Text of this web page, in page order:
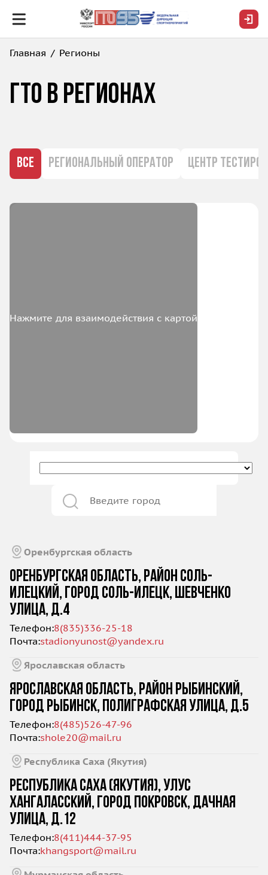
Главная Регионы
ГТО в РЕГИОНАХ
ВСЕ РЕГИОНАЛЬНЫЙ ОПЕРАТОР ЦЕНТР
Нажмите для взаимодействия с картой
Оренбургская область
ОРЕНБУРГСКАЯ ОБЛАСТЬ, РАЙОН СОЛЬ-
ИЛЕЦКИЙ, ГОРОД СОЛЬ-ИЛЕЦК, ШЕВЧЕНКО
УЛИЦА, Д.4
Телефон:8(835)336-25-18
Почта:stadionyunost@yandex.ru
Ярославская область
ЯРОСЛАВСКАЯ ОБЛАСТЬ, РАЙОН РЫБИНСКИЙ,
ГОРОД РЫБИНСК, ПОЛИГРАФСКАЯ УЛИЦА, Д.5
Телефон:8(485)526-47-96
Почта:shole20@mail.ru
Республика Саха (Якутия)
РЕСПУБЛИКА САХА (ЯКУТИЯ), УЛУС
ХАНГАЛАССКИЙ, ГОРОД ПОКРОВСК, ДАЧНАЯ
УЛИЦА, Д.12
Телефон:8(411)444-37-95
Почта:khangsport@mail.ru